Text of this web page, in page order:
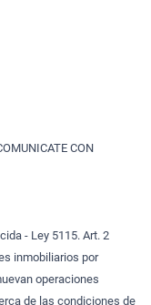
CON
- Ley 5115. Art. 2
inmobiliarios por
operaciones
de las condiciones de